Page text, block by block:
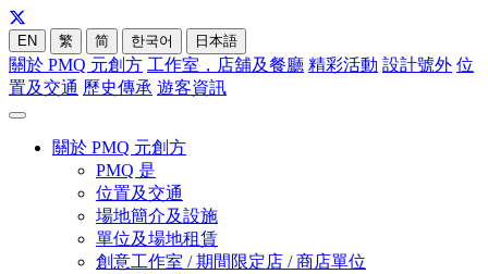
EN 繁 简 한국어 日本語
關於 PMQ 元創方 工作室，店舖及餐廳 精彩活動 設計號外 位
置及交通 歷史傳承 遊客資訊
關於 PMQ 元創方
PMQ 是
位置及交通
場地簡介及設施
單位及場地租賃
創意工作室 / 期間限定店 / 商店單位